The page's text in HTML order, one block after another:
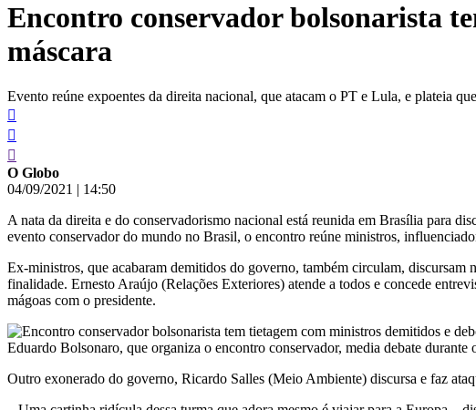
conteúdo
Encontro conservador bolsonarista
máscara
Evento reúne expoentes da direita nacional, que atacam o PT e Lula, e plateia
O Globo
04/09/2021 | 14:50
A nata da direita e do conservadorismo nacional está reunida em Brasília para
evento conservador do mundo no Brasil, o encontro reúne ministros,
Ex-ministros, que acabaram demitidos do governo, também circulam, discursam
finalidade. Ernesto Araújo (Relações Exteriores) atende a todos e concede
mágoas com o presidente.
Eduardo Bolsonaro, que organiza o encontro conservador, media debate
Outro exonerado do governo, Ricardo Salles (Meio Ambiente) discursa e faz